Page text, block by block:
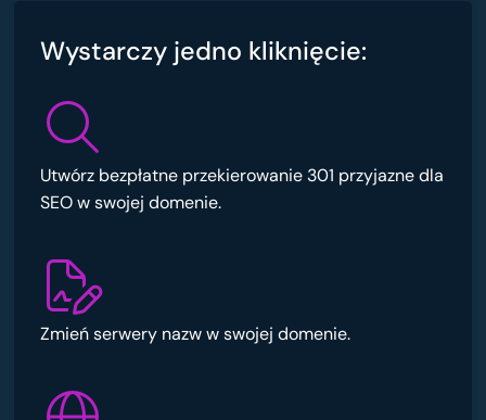
Wystarczy jedno kliknięcie:
Utwórz bezpłatne przekierowanie 301 przyjazne dla
SEO w swojej domenie.
Zmień serwery nazw w swojej domenie.